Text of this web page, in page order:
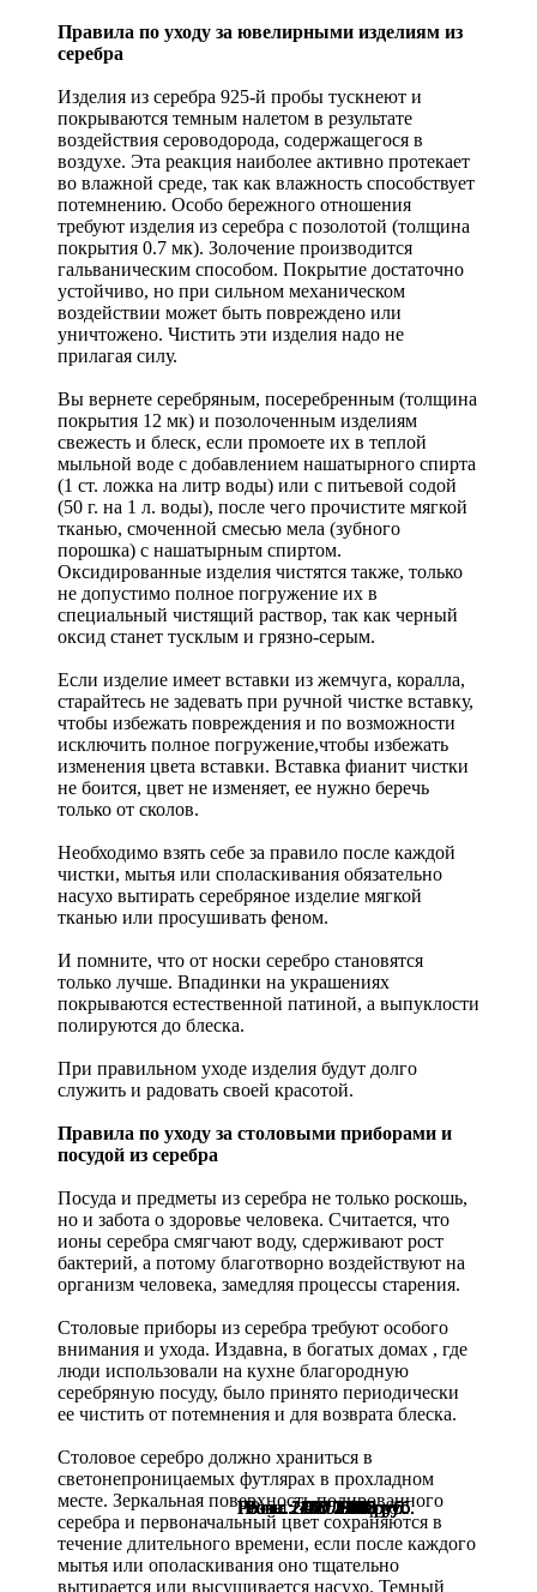
Розн.:2460 1 845руб.
Розн.:2460 1 845руб.
Розн.:2740 2 055руб.
Розн.:2740 2 055руб.
Розн.:1130 848руб.
Розн.:1130 848руб.
Розн.:980 735руб.
Розн.:1450 1 088руб.
Розн.:1300 975руб.
Розн.:1450 1 088руб.
Розн.:1280 960руб.
Правила по уходу за ювелирными изделиям из
серебра
Изделия из серебра 925-й пробы тускнеют и
покрываются темным налетом в результате
воздействия сероводорода, содержащегося в
воздухе. Эта реакция наиболее активно протекает
во влажной среде, так как влажность способствует
потемнению. Особо бережного отношения
требуют изделия из серебра с позолотой (толщина
покрытия 0.7 мк). Золочение производится
гальваническим способом. Покрытие достаточно
устойчиво, но при сильном механическом
воздействии может быть повреждено или
уничтожено. Чистить эти изделия надо не
прилагая силу.
Вы вернете серебряным, посеребренным (толщина
покрытия 12 мк) и позолоченным изделиям
свежесть и блеск, если промоете их в теплой
мыльной воде с добавлением нашатырного спирта
(1 ст. ложка на литр воды) или с питьевой содой
(50 г. на 1 л. воды), после чего прочистите мягкой
тканью, смоченной смесью мела (зубного
порошка) с нашатырным спиртом.
Оксидированные изделия чистятся также, только
не допустимо полное погружение их в
специальный чистящий раствор, так как черный
оксид станет тусклым и грязно-серым.
Если изделие имеет вставки из жемчуга, коралла,
старайтесь не задевать при ручной чистке вставку,
чтобы избежать повреждения и по возможности
исключить полное погружение,чтобы избежать
изменения цвета вставки. Вставка фианит чистки
не боится, цвет не изменяет, ее нужно беречь
только от сколов.
Необходимо взять себе за правило после каждой
чистки, мытья или споласкивания обязательно
насухо вытирать серебряное изделие мягкой
тканью или просушивать феном.
И помните, что от носки серебро становятся
только лучше. Впадинки на украшениях
покрываются естественной патиной, а выпуклости
полируются до блеска.
При правильном уходе изделия будут долго
служить и радовать своей красотой.
Правила по уходу за столовыми приборами и
посудой из серебра
Посуда и предметы из серебра не только роскошь,
но и забота о здоровье человека. Считается, что
ионы серебра смягчают воду, сдерживают рост
бактерий, а потому благотворно воздействуют на
организм человека, замедляя процессы старения.
Столовые приборы из серебра требуют особого
внимания и ухода. Издавна, в богатых домах , где
люди использовали на кухне благородную
серебряную посуду, было принято периодически
ее чистить от потемнения и для возврата блеска.
Столовое серебро должно храниться в
светонепроницаемых футлярах в прохладном
месте. Зеркальная поверхность полированного
серебра и первоначальный цвет сохраняются в
течение длительного времени, если после каждого
мытья или ополаскивания оно тщательно
вытирается или высушивается насухо. Темный